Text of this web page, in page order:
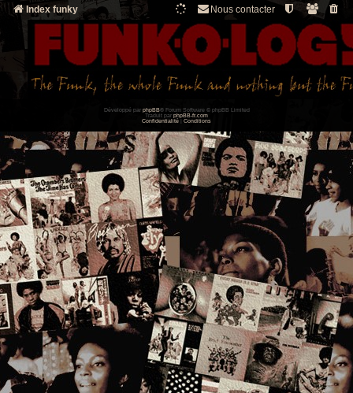
Index funky Nous contacter
Développé par phpBB® Forum Software © phpBB Limited
Traduit par phpBB-fr.com
Confidentialité | Conditions